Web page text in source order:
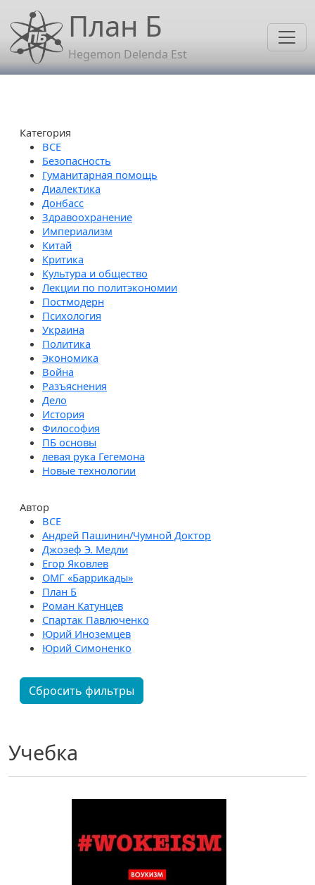
Перейти к основному содержанию
План Б
Hegemon Delenda Est
Учебка
Категория
Безопасность
Гуманитарная помощь
Диалектика
Донбасс
Здравоохранение
Империализм
Китай
Критика
Культура и общество
Лекции по политэкономии
Постмодерн
Психология
Украина
Политика
Экономика
Война
Разъяснения
Дело
История
Философия
ПБ основы
левая рука Гегемона
Новые технологии
Автор
Андрей Пашинин/Чумной Доктор
Джозеф Э. Медли
Егор Яковлев
ОМГ «Баррикады»
План Б
Роман Катунцев
Спартак Павлюченко
Юрий Иноземцев
Юрий Симоненко
Сбросить фильтры